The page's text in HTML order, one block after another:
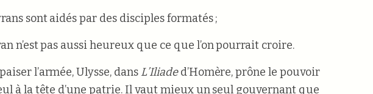
sont aidés par des disciples formatés ;
n’est pas aussi heureux que ce que l’on pourrait croire.
l’armée, Ulysse, dans L’Iliaded’Homère, prône le pouvoir
à la tête d’une patrie. Il vaut mieux un seul gouvernant que